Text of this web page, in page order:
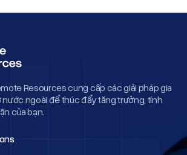
Resources cung cấp các giải pháp gia
ngoài để thúc đẩy tăng trưởng, tính
của bạn.